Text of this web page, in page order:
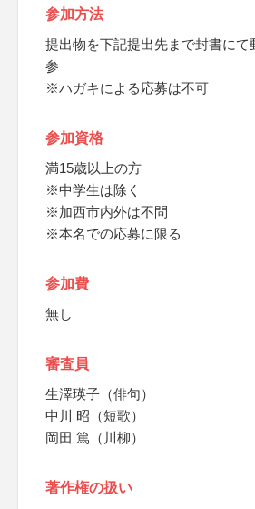
参加方法
提出物を下記提出先まで封書にて
参
※ハガキによる応募は不可
参加資格
満15歳以上の方
※中学生は除く
※加西市内外は不問
※本名での応募に限る
参加費
無し
審査員
生澤瑛子（俳句）
中川 昭（短歌）
岡田 篤（川柳）
著作権の扱い